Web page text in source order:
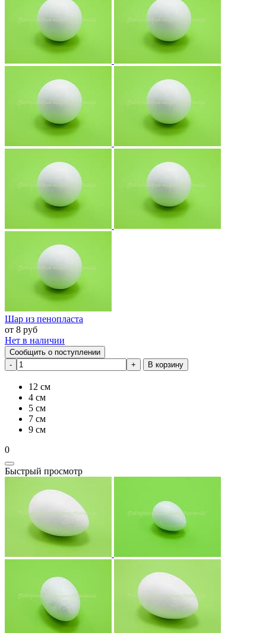
Шар из пенопласта
от 8 руб
Нет в наличии
Сообщить о поступлении
В корзину
12 см
4 см
5 см
7 см
9 см
0
Быстрый просмотр